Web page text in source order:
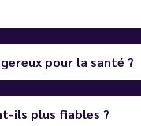
pour la santé ?
ils plus fiables ?